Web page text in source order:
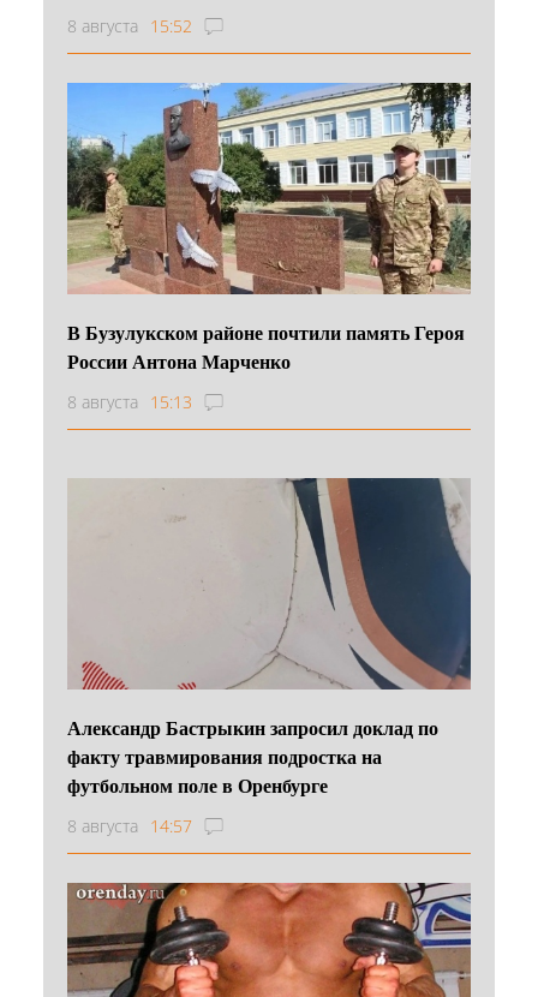
8 августа 15:52
В Бузулукском районе почтили память Героя
России Антона Марченко
8 августа 15:13
Александр Бастрыкин запросил доклад по
факту травмирования подростка на
футбольном поле в Оренбурге
8 августа 14:57